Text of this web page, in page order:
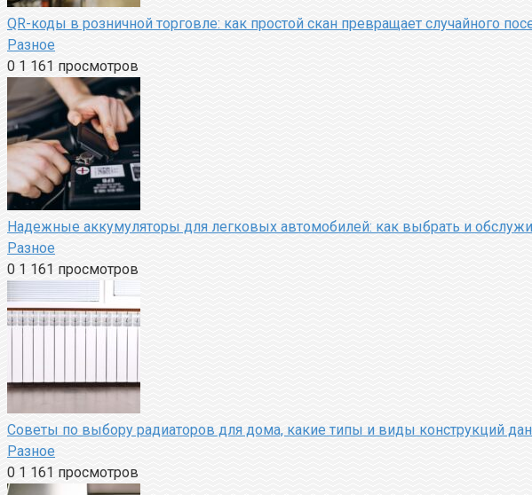
QR-коды в розничной торговле: как простой скан превращает случайного
Разное
0 1 161 просмотров
Надежные аккумуляторы для легковых автомобилей: как выбрать и
Разное
0 1 161 просмотров
Советы по выбору радиаторов для дома, какие типы и виды конструкций
Разное
0 1 161 просмотров